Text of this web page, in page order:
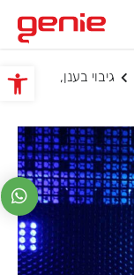
פתח
גיבוי בענן,